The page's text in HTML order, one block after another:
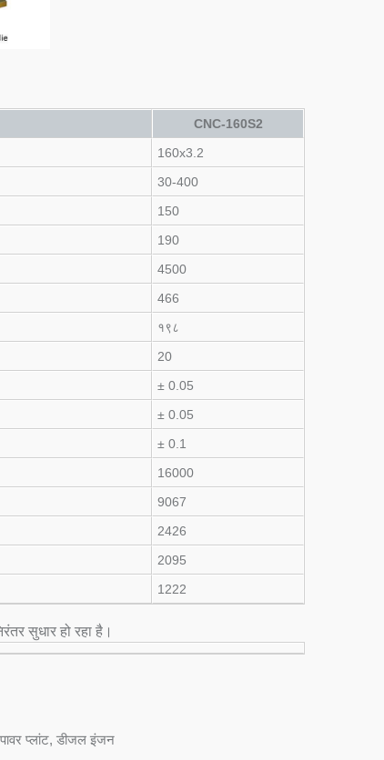
CNC-160S2
160x3.2
30-400
150
190
4500
466
१९८
20
± 0.05
± 0.05
± 0.1
16000
9067
2426
2095
1222
सुधार हो रहा है।
पावर प्लांट, डीजल इंजन